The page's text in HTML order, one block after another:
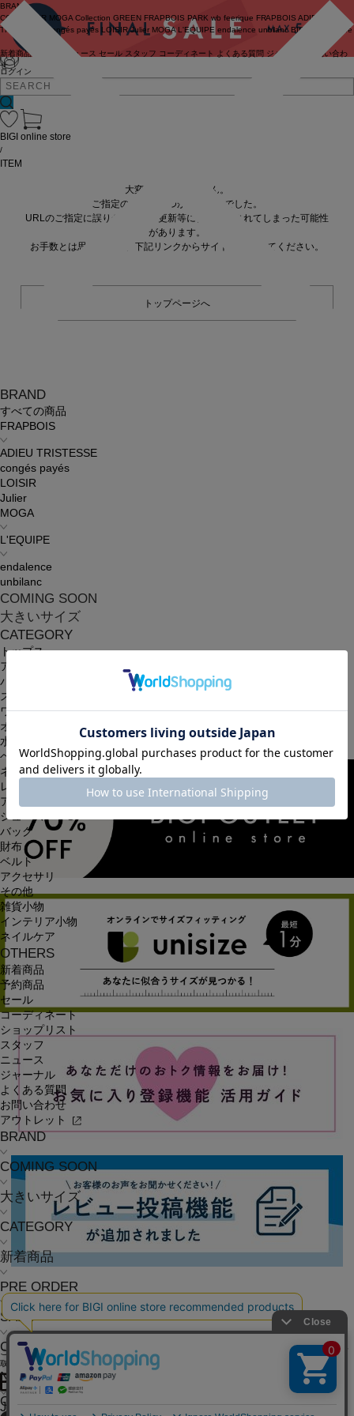
ログイン
BRAND
COUTURIER MOGA Collection GREEN FRAPBOIS PARK wb feerique FRAPBOIS ADIEU
TRISTESSE
congés payés LOISIR Julier MOGA L'EQUIPE endalence unbilanc BIGI online store
新着商品 ニュース セール スタッフ コーディネート よくある質問 ジャーナル
お問い合わ
せ
BRAND
すべての商品
FRAPBOIS
ADIEU TRISTESSE
congés payés
LOISIR
Julier
MOGA
L'EQUIPE
endalence
unbilanc
COMING SOON
大きいサイズ
CATEGORY
トップス
アウター
パンツ
スカート
ワンピース
オールインワン・サロペット
水着
ヘッドウェア
ネックウェア
レッグウェア
アンダーウェア
シューズ
バッグ
財布
ベルト
アクセサリ
その他
雑貨小物
インテリア小物
ネイルケア
OTHERS
新着商品
予約商品
セール
コーディネート
ショップリスト
スタッフ
ニュース
ジャーナル
よくある質問
お問い合わせ
アウトレット
BRAND
COMING SOON
大きいサイズ
CATEGORY
新着商品
PRE ORDER
SALE
COORDINATE
NEWS
JOURNAL
BIGI online store
/
ITEM
大変申し訳ありません。
ご指定の商品が見つかりませんでした。
URLのご指定に誤りがあるか、更新等に伴い削除されてしまった可能性
があります。
お手数とは思いますが、下記リンクからサイトへ移動してください。
トップページへ
ご利用ガイド よくある質問 お問い合わせ 会社概要 個人情報保護方針
特定商
取引法に基づく表記
OFFICIAL SNS